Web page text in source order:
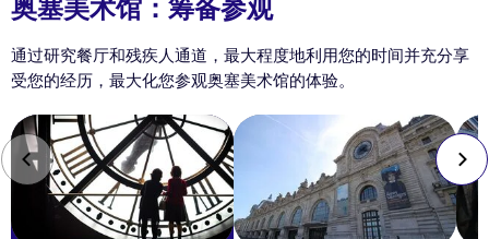
奥塞美术馆：筹备参观
通过研究餐厅和残疾人通道，最大程度地利用您的时间并充分享
受您的经历，最大化您参观奥塞美术馆的体验。